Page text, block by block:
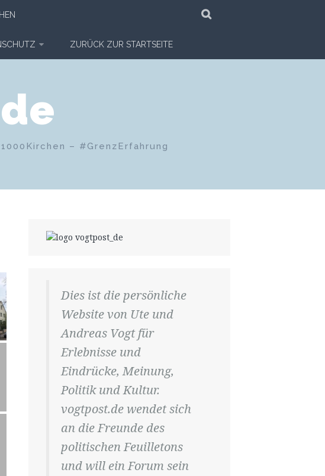
ZURÜCK ZUR STARTSEITE
– #GrenzErfahrung
Dies ist die persönliche
Website von Ute und
Andreas Vogt für
Erlebnisse und
Eindrücke, Meinung,
Politik und Kultur.
vogtpost.de wendet sich
an die Freunde des
politischen Feuilletons
und will ein Forum sein